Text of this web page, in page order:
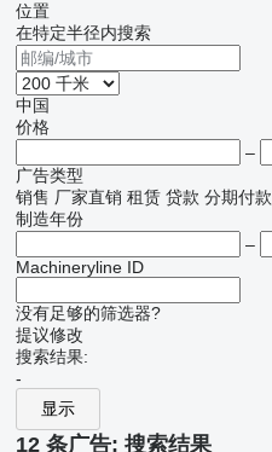
位置
在特定半径内搜索
中国
价格
–
广告类型
销售 厂家直销 租赁 贷款 分期付款
制造年份
–
Machineryline ID
没有足够的筛选器?
提议修改
搜索结果:
-
显示
12 条广告: 搜索结果